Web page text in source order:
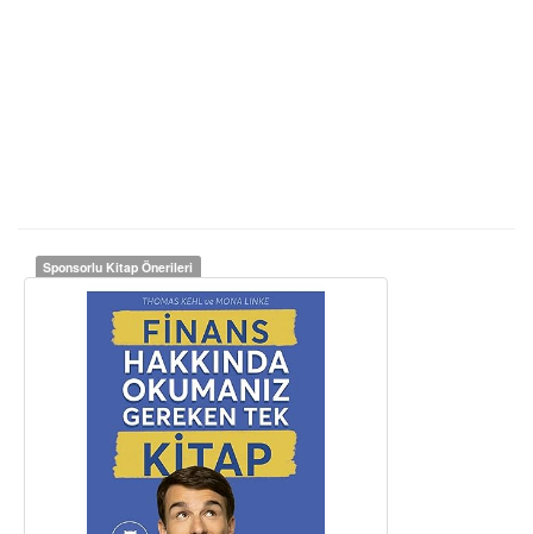
Sponsorlu Kitap Önerileri